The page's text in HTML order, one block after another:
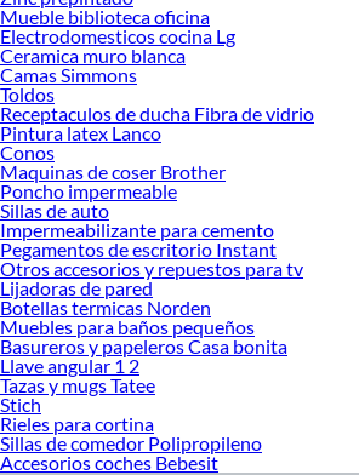
Mueble biblioteca oficina
Electrodomesticos cocina Lg
Ceramica muro blanca
Camas Simmons
Toldos
Receptaculos de ducha Fibra de vidrio
Pintura latex Lanco
Conos
Maquinas de coser Brother
Poncho impermeable
Sillas de auto
Impermeabilizante para cemento
Pegamentos de escritorio Instant
Otros accesorios y repuestos para tv
Lijadoras de pared
Botellas termicas Norden
Muebles para baños pequeños
Basureros y papeleros Casa bonita
Llave angular 1 2
Tazas y mugs Tatee
Stich
Rieles para cortina
Sillas de comedor Polipropileno
Accesorios coches Bebesit